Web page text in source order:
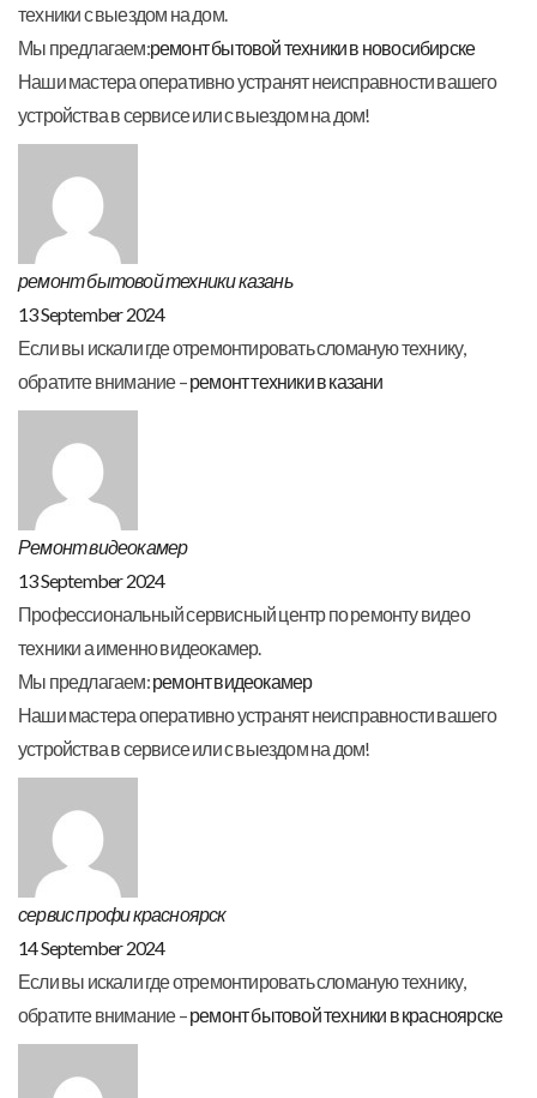
техники с выездом на дом.
Мы предлагаем:ремонт бытовой техники в новосибирске
Наши мастера оперативно устранят неисправности вашего
устройства в сервисе или с выездом на дом!
ремонт бытовой техники казань
13 September 2024
Если вы искали где отремонтировать сломаную технику,
обратите внимание –ремонт техники в казани
Ремонт видеокамер
13 September 2024
Профессиональный сервисный центр по ремонту видео
техники а именно видеокамер.
Мы предлагаем:ремонт видеокамер
Наши мастера оперативно устранят неисправности вашего
устройства в сервисе или с выездом на дом!
сервис профи красноярск
14 September 2024
Если вы искали где отремонтировать сломаную технику,
обратите внимание –ремонт бытовой техники в красноярске